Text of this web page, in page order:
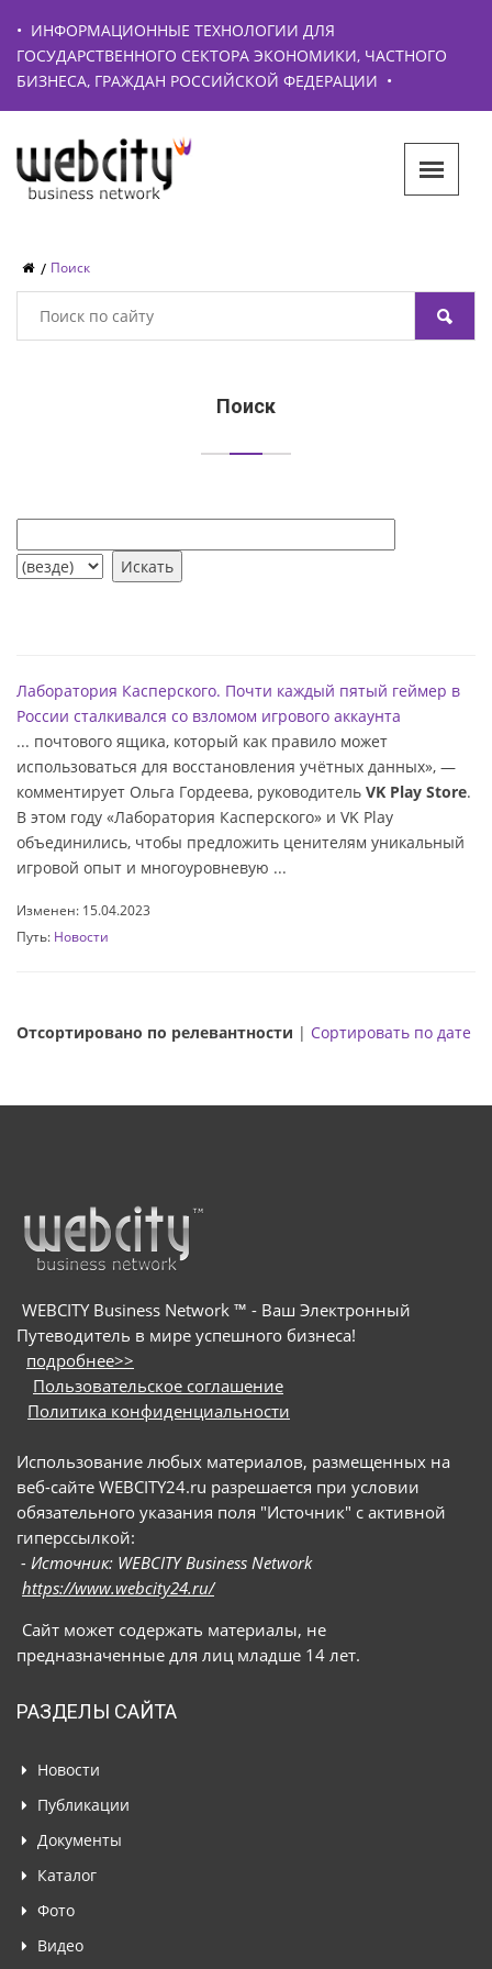
• ИНФОРМАЦИОННЫЕ ТЕХНОЛОГИИ ДЛЯ
ГОСУДАРСТВЕННОГО СЕКТОРА ЭКОНОМИКИ, ЧАСТНОГО
БИЗНЕСА, ГРАЖДАН РОССИЙСКОЙ ФЕДЕРАЦИИ •
Поиск
Поиск
Лаборатория Касперского. Почти каждый пятый геймер в
России сталкивался со взломом игрового аккаунта
... почтового ящика, который как правило может
использоваться для восстановления учётных данных», ―
комментирует Ольга Гордеева, руководитель VK Play Store.
В этом году «Лаборатория Касперского» и VK Play
объединились, чтобы предложить ценителям уникальный
игровой опыт и многоуровневую ...
Изменен: 15.04.2023
Путь: Новости
Отсортировано по релевантности | Сортировать по дате
WEBCITY Business Network ™ - Ваш Электронный
Путеводитель в мире успешного бизнеса!
подробнее>>
Пользовательское соглашение
Политика конфиденциальности
Использование любых материалов, размещенных на
веб-сайте WEBCITY24.ru разрешается при условии
обязательного указания поля "Источник" с активной
гиперссылкой:
- Источник: WEBCITY Business Network
https://www.webcity24.ru/
Сайт может содержать материалы, не
предназначенные для лиц младше 14 лет.
РАЗДЕЛЫ САЙТА
Новости
Публикации
Документы
Каталог
Фото
Видео